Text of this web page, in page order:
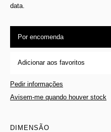
data.
Por encomenda
Adicionar aos favoritos
Pedir informações
Avisem-me quando houver stock
DIMENSÃO